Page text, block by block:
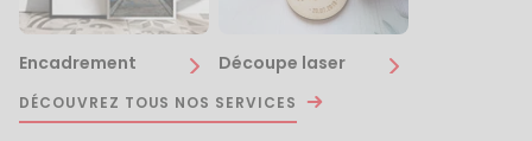
Encadrement Découpe laser
DÉCOUVREZ TOUS NOS SERVICES